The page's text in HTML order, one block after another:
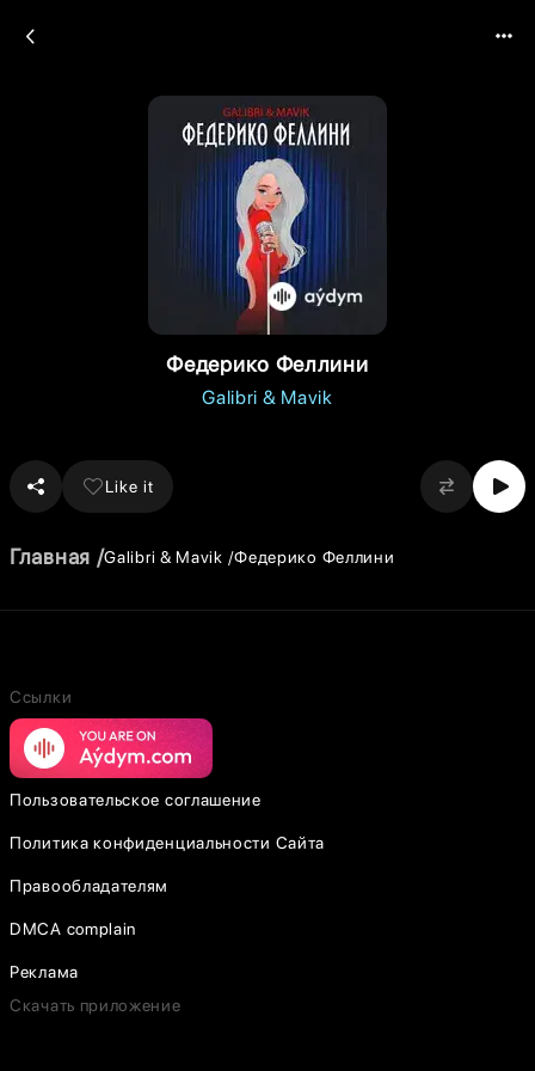
Федерико Феллини
Galibri & Mavik
Like it
Главная Galibri & Mavik Федерико Феллини
Ссылки
Пользовательское соглашение
Политика конфиденциальности Сайта
Правообладателям
DMCA complain
Реклама
Скачать приложение